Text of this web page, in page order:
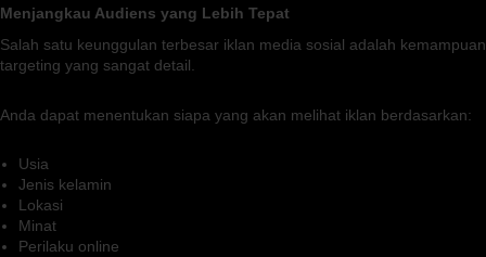
Menjangkau Audiens yang Lebih Tepat
Salah satu keunggulan terbesar iklan media sosial adalah kemampuan
targeting yang sangat detail.
Anda dapat menentukan siapa yang akan melihat iklan berdasarkan:
Usia
Jenis kelamin
Lokasi
Minat
Perilaku online